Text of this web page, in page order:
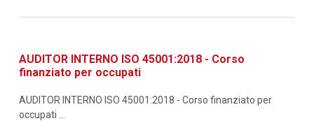
AUDITOR INTERNO ISO 45001:2018 - Corso
finanziato per occupati
AUDITOR INTERNO ISO 45001:2018 - Corso finanziato per
occupati ...